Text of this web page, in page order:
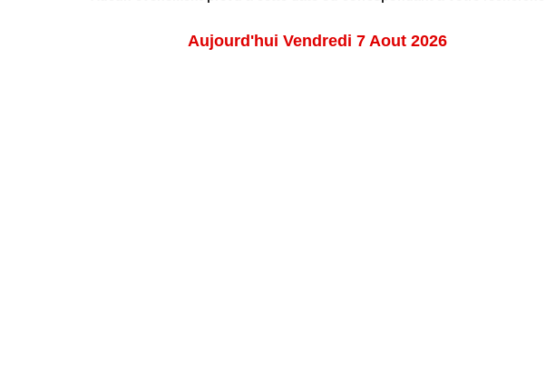
Aujourd'hui Vendredi 7 Aout 2026